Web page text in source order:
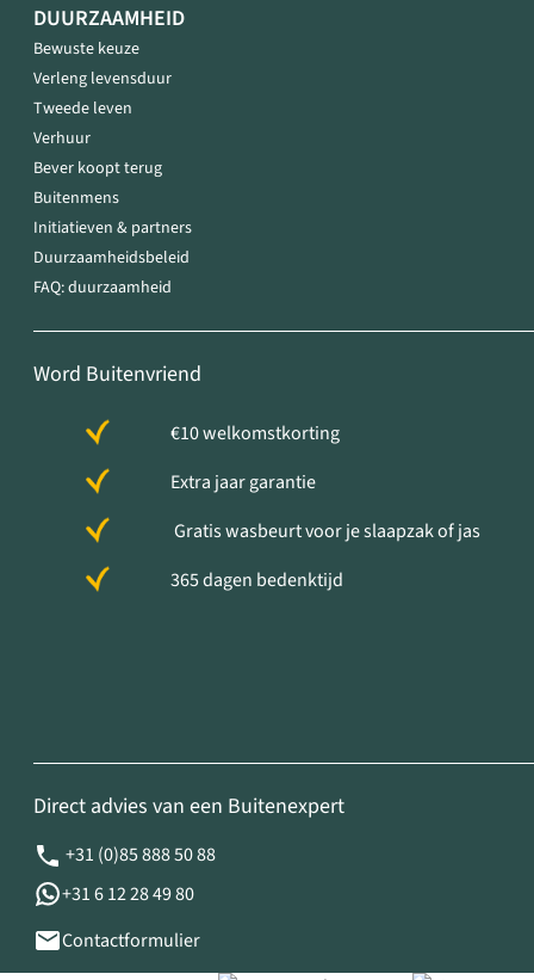
DUURZAAMHEID
Bewuste keuze
Verleng levensduur
Tweede leven
Verhuur
Bever koopt terug
Buitenmens
Initiatieven & partners
Duurzaamheidsbeleid
FAQ: duurzaamheid
Word Buitenvriend
€10 welkomstkorting
Extra jaar garantie
Gratis wasbeurt voor je slaapzak of jas
365 dagen bedenktijd
Direct advies van een Buitenexpert
+31 (0)85 888 50 88
+31 6 12 28 49 80
Contactformulier